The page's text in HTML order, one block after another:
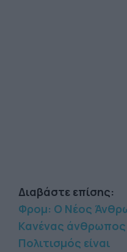
Διαβάστε επίσης:
Φρομ: Ο Νέος
Κανένας άνθρωπος
Πολιτισμός είναι